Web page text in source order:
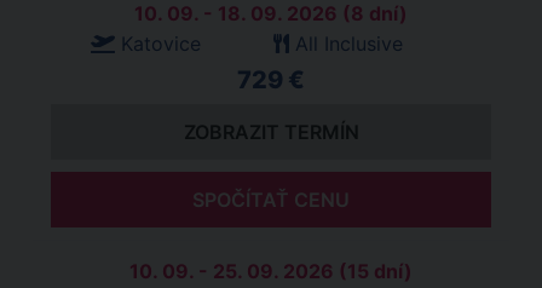
10. 09. - 18. 09. 2026 (8 dní)
Katovice
All Inclusive
729 €
ZOBRAZIT TERMÍN
SPOČÍTAŤ CENU
10. 09. - 25. 09. 2026 (15 dní)